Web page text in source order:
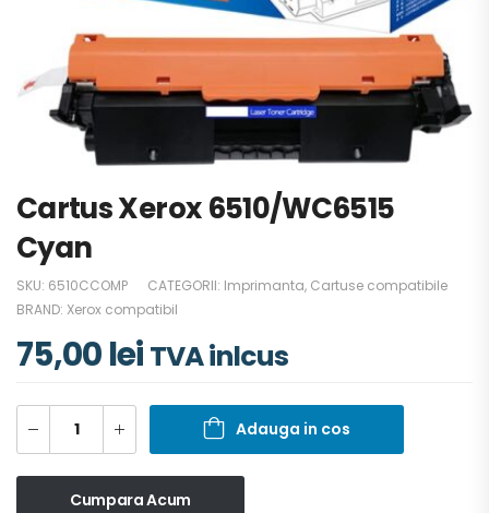
Cartus Xerox 6510/WC6515
Cyan
SKU: 6510CCOMP CATEGORII: Imprimanta, Cartuse compatibile
BRAND: Xerox compatibil
75,00lei TVA inlcus
Adauga in cos
Cumpara Acum